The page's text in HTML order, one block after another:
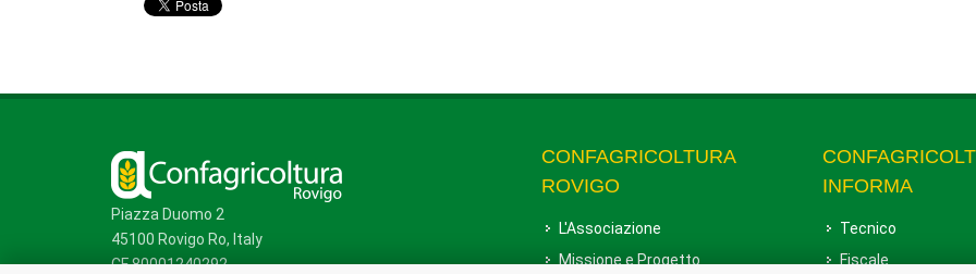
Piazza Duomo 2
45100 Rovigo Ro, Italy
CF 80001240292
CONFAGRICOLTURA
ROVIGO
L'Associazione
Missione e Progetto
INFORMA
Tecnico
Fiscale